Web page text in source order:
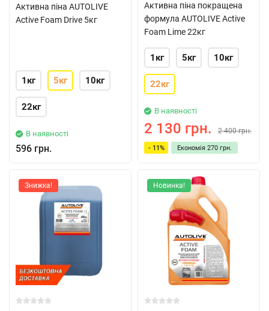
Активна піна AUTOLIVE
Active Foam Drive 5кг
1кг 5кг 10кг
22кг
В наявності
596 грн.
Активна піна покращена
формула AUTOLIVE Active
Foam Lime 22кг
1кг 5кг 10кг
22кг
В наявності
2 130 грн. 2 400 грн.
- 11% Економія 270 грн.
Знижка! Новинка!